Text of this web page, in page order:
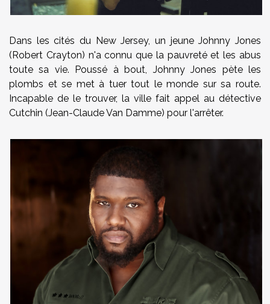
Dans les cités du New Jersey, un jeune Johnny Jones
(Robert Crayton) n'a connu que la pauvreté et les abus
toute sa vie. Poussé à bout, Johnny Jones pète les
plombs et se met à tuer tout le monde sur sa route.
Incapable de le trouver, la ville fait appel au détective
Cutchin (Jean-Claude Van Damme) pour l'arrêter.